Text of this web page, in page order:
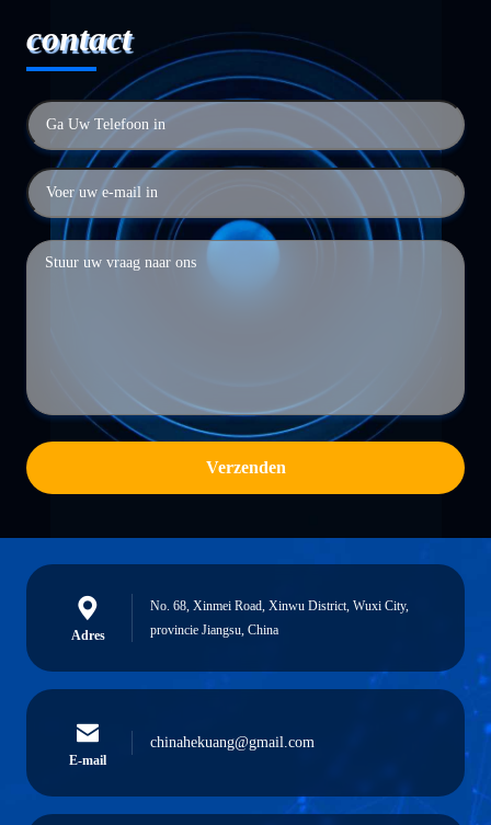
contact
Verzenden
Adres
No. 68, Xinmei Road, Xinwu District, Wuxi City,
provincie Jiangsu, China
E-mail
chinahekuang@gmail.com